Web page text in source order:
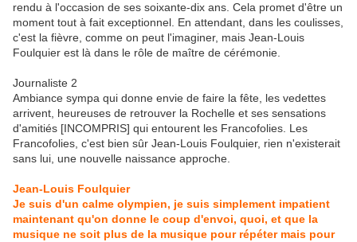
rendu à l'occasion de ses soixante-dix ans. Cela promet d'être un
moment tout à fait exceptionnel. En attendant, dans les coulisses,
c'est la fièvre, comme on peut l'imaginer, mais Jean-Louis
Foulquier est là dans le rôle de maître de cérémonie.
Journaliste 2
Ambiance sympa qui donne envie de faire la fête, les vedettes
arrivent, heureuses de retrouver la Rochelle et ses sensations
d'amitiés [INCOMPRIS] qui entourent les Francofolies. Les
Francofolies, c'est bien sûr Jean-Louis Foulquier, rien n'existerait
sans lui, une nouvelle naissance approche.
Jean-Louis Foulquier
Je suis d'un calme olympien, je suis simplement impatient
maintenant qu'on donne le coup d'envoi, quoi, et que la
musique ne soit plus de la musique pour répéter mais pour